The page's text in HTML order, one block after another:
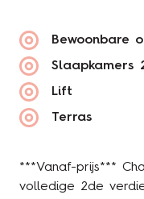
Bewoonbare
Slaapkamers
Lift
Terras
***Vanaf-prijs***
volledige 2de